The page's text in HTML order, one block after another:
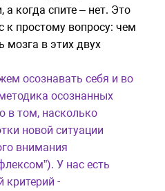
а когда спите – нет. Это
к простому вопросу: чем
мозга в этих двух
осознавать себя и во
осознанных
в том, насколько
новой ситуации
внимания
У нас есть
критерий -